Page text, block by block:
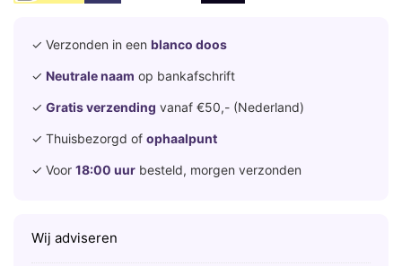
✓ Verzonden in een blanco doos
✓ Neutrale naam op bankafschrift
✓ Gratis verzending vanaf €50,- (Nederland)
✓ Thuisbezorgd of ophaalpunt
✓ Voor 18:00 uur besteld, morgen verzonden
Wij adviseren